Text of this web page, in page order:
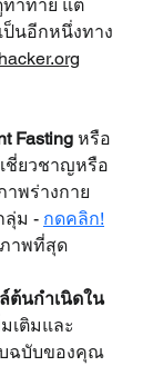
ท้าทาย แต่
นอีกหนึ่งทาง
Fasting หรือ
ชี่ยวชาญหรือ
พร่างกาย
ลุ่ม - กดคลิก!
าพที่สุด
ต้นกำเนิดใน
เติมและ
ฉบับของคุณ